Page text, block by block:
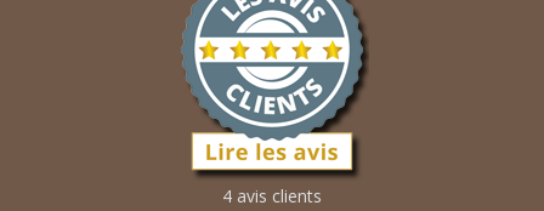
4 avis clients